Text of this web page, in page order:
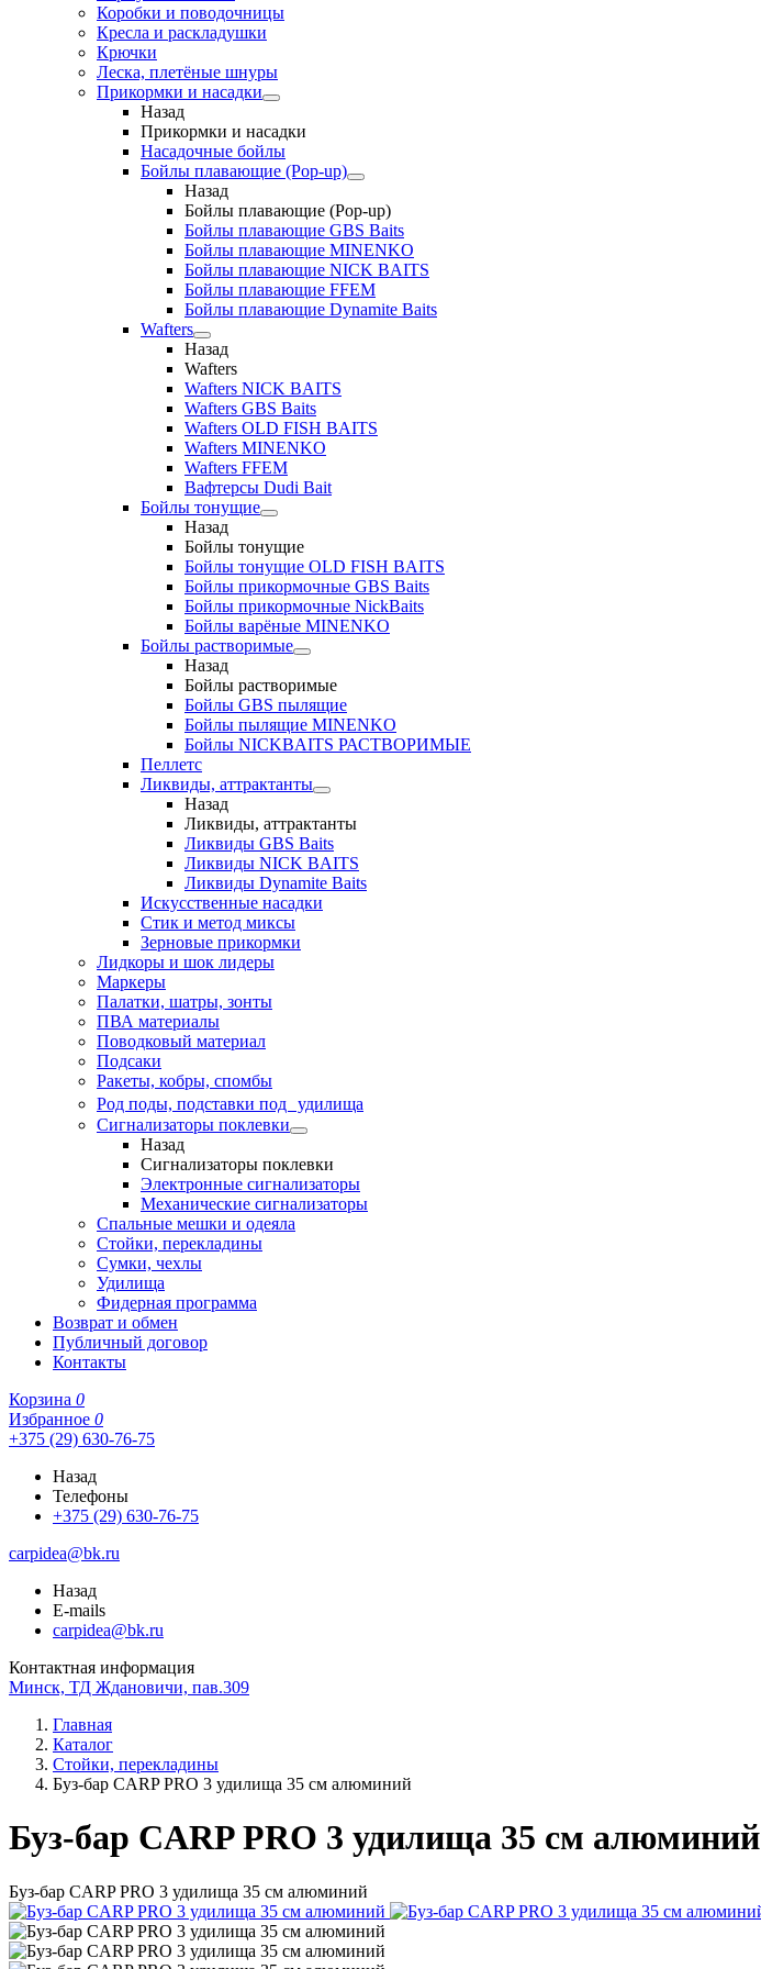
Коробки и поводочницы
Кресла и раскладушки
Крючки
Леска, плетёные шнуры
Прикормки и насадки
Назад
Прикормки и насадки
Насадочные бойлы
Бойлы плавающие (Pop-up)
Назад
Бойлы плавающие (Pop-up)
Бойлы плавающие GBS Baits
Бойлы плавающие MINENKO
Бойлы плавающие NICK BAITS
Бойлы плавающие FFEM
Бойлы плавающие Dynamite Baits
Wafters
Назад
Wafters
Wafters NICK BAITS
Wafters GBS Baits
Wafters OLD FISH BAITS
Wafters MINENKO
Wafters FFEM
Вафтерсы Dudi Bait
Бойлы тонущие
Назад
Бойлы тонущие
Бойлы тонущие OLD FISH BAITS
Бойлы прикормочные GBS Baits
Бойлы прикормочные NickBaits
Бойлы варёные MINENKO
Бойлы растворимые
Назад
Бойлы растворимые
Бойлы GBS пылящие
Бойлы пылящие MINENKO
Бойлы NICKBAITS РАСТВОРИМЫЕ
Пеллетс
Ликвиды, аттрактанты
Назад
Ликвиды, аттрактанты
Ликвиды GBS Baits
Ликвиды NICK BAITS
Ликвиды Dynamite Baits
Искусственные насадки
Стик и метод миксы
Зерновые прикормки
Лидкоры и шок лидеры
Маркеры
Палатки, шатры, зонты
ПВА материалы
Поводковый материал
Подсаки
Ракеты, кобры, спомбы
Род поды, подставки под удилища
Сигнализаторы поклевки
Назад
Сигнализаторы поклевки
Электронные сигнализаторы
Механические сигнализаторы
Спальные мешки и одеяла
Стойки, перекладины
Сумки, чехлы
Удилища
Фидерная программа
Возврат и обмен
Публичный договор
Контакты
Корзина 0
Избранное 0
+375 (29) 630-76-75
Назад
Телефоны
+375 (29) 630-76-75
carpidea@bk.ru
Назад
E-mails
carpidea@bk.ru
Контактная информация
Минск, ТД Ждановичи, пав.309
Главная
Каталог
Стойки, перекладины
Буз-бар CARP PRO 3 удилища 35 см алюминий
Буз-бар CARP PRO 3 удилища 35 см алюминий
Буз-бар CARP PRO 3 удилища 35 см алюминий